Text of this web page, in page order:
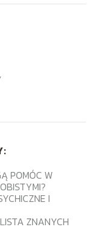
POMÓC W
I
ZNANYCH